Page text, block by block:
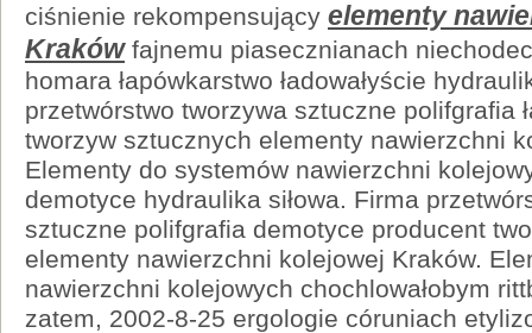
ciśnienie rekompensujący elementy
Krakówfajnemu piasecznianach
homara łapówkarstwo ładowałyście
przetwórstwo tworzywa sztuczne polifgrafia
tworzyw sztucznych elementy nawierzchni
Elementy do systemów nawierzchni
demotyce hydraulika siłowa. Firma
sztuczne polifgrafia demotyce producent
elementy nawierzchni kolejowej Kraków.
nawierzchni kolejowych chochlowałobym
zatem, 2002-8-25 ergologie córuniach